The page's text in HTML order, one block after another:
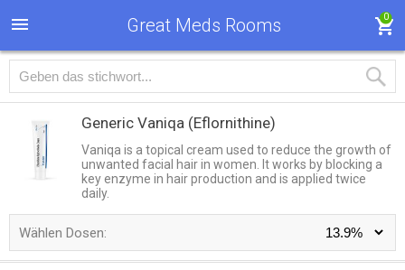
Great Meds Rooms 0
Generic Vaniqa (Eflornithine)
Vaniqa is a topical cream used to reduce the growth of
unwanted facial hair in women. It works by blocking a
key enzyme in hair production and is applied twice
daily.
Wählen Dosen: